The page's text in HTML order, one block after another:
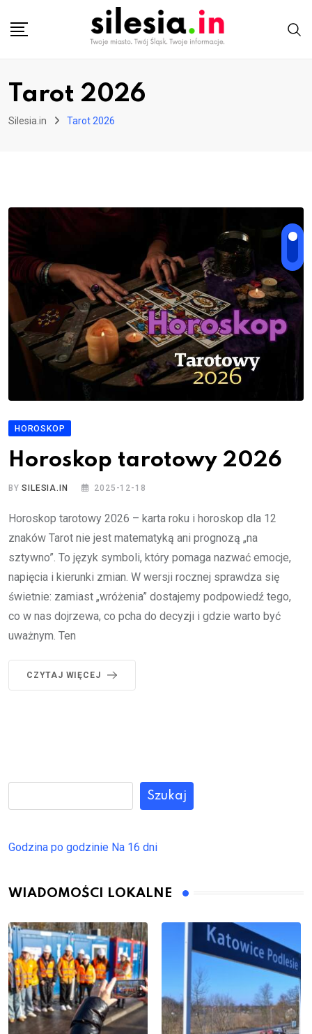
Tarot 2026
Silesia.in Tarot 2026
HOROSKOP
Horoskop tarotowy 2026
BYSILESIA.IN 2025-12-18
Horoskop tarotowy 2026 – karta roku i horoskop dla 12
znaków Tarot nie jest matematyką ani prognozą „na
sztywno”. To język symboli, który pomaga nazwać emocje,
napięcia i kierunki zmian. W wersji rocznej sprawdza się
świetnie: zamiast „wróżenia” dostajemy podpowiedź tego,
co w nas dojrzewa, co pcha do decyzji i gdzie warto być
uważnym. Ten
CZYTAJ WIĘCEJ
Szukaj
Godzina po godzinie Na 16 dni
WIADOMOŚCI LOKALNE